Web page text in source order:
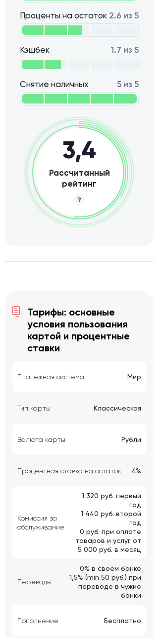
Проценты на остаток 2.6 из 5
Кэшбек 1.7 из 5
Снятие наличных 5 из 5
3,4
Рассчитанный
рейтинг
Тарифы: основные
условия пользования
картой и процентные
ставки
Платежная система Мир
Тип карты Классическая
Валюта карты Рубли
Процентная ставка на остаток 4%
Комиссия за
обслуживание
1 320 руб. первый
год
1 440 руб. второй
год
0 руб. при оплате
товаров и услуг от
5 000 руб. в месяц
Переводы
0% в своем банке
1,5% (min 50 руб.) при
переводе в чужие
банки
Пополнение Бесплатно